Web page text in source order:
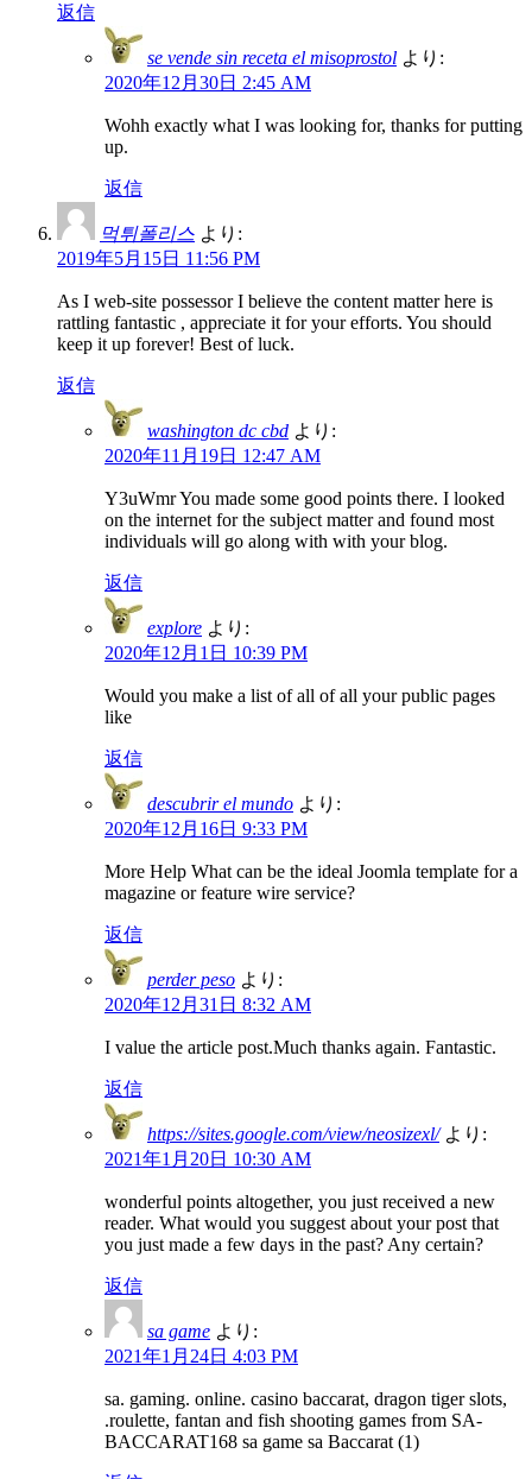
返信
se vende sin receta el misoprostol より:
2020年12月30日 2:45 AM
Wohh exactly what I was looking for, thanks for putting
up.
返信
먹튀폴리스 より:
2019年5月15日 11:56 PM
As I web-site possessor I believe the content matter here is
rattling fantastic , appreciate it for your efforts. You should
keep it up forever! Best of luck.
返信
washington dc cbd より:
2020年11月19日 12:47 AM
Y3uWmr You made some good points there. I looked
on the internet for the subject matter and found most
individuals will go along with with your blog.
返信
explore より:
2020年12月1日 10:39 PM
Would you make a list of all of all your public pages
like
返信
descubrir el mundo より:
2020年12月16日 9:33 PM
More Help What can be the ideal Joomla template for a
magazine or feature wire service?
返信
perder peso より:
2020年12月31日 8:32 AM
I value the article post.Much thanks again. Fantastic.
返信
https://sites.google.com/view/neosizexl/ より:
2021年1月20日 10:30 AM
wonderful points altogether, you just received a new
reader. What would you suggest about your post that
you just made a few days in the past? Any certain?
返信
sa game より:
2021年1月24日 4:03 PM
sa. gaming. online. casino baccarat, dragon tiger slots,
.roulette, fantan and fish shooting games from SA-
BACCARAT168 sa game sa Baccarat (1)